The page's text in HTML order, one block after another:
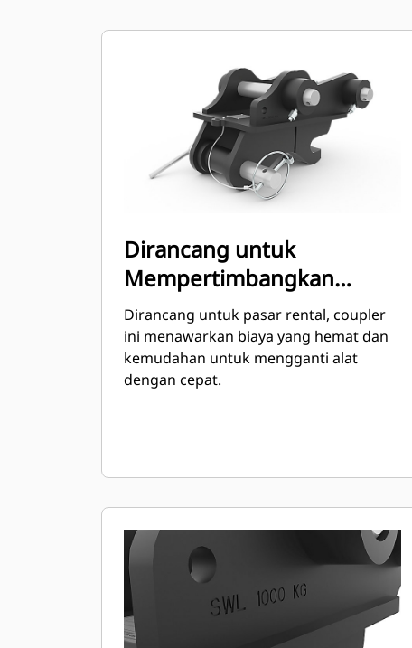
Dirancang untuk
Mempertimbangkan
Penyewaan
Dirancang untuk pasar rental, coupler
ini menawarkan biaya yang hemat dan
kemudahan untuk mengganti alat
dengan cepat.